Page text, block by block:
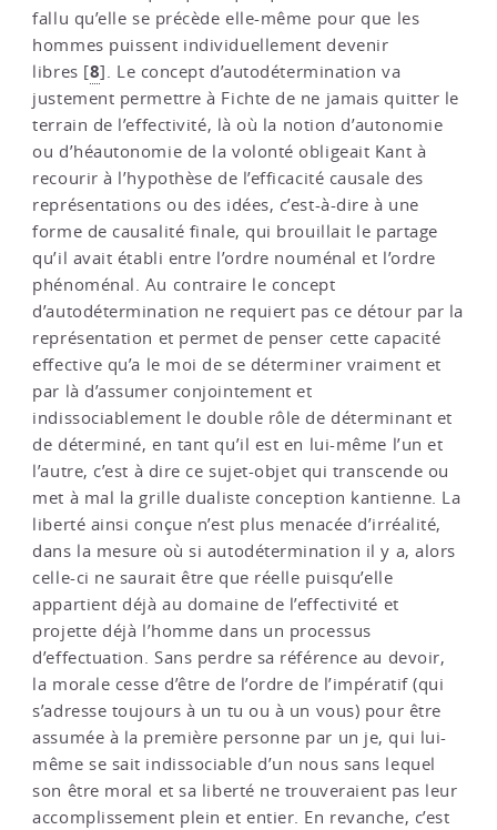
fallu qu’elle se précède elle-même pour que les
hommes puissent individuellement devenir
libres [8]. Le concept d’autodétermination va
justement permettre à Fichte de ne jamais quitter le
terrain de l’effectivité, là où la notion d’autonomie
ou d’héautonomie de la volonté obligeait Kant à
recourir à l’hypothèse de l’efficacité causale des
représentations ou des idées, c’est-à-dire à une
forme de causalité finale, qui brouillait le partage
qu’il avait établi entre l’ordre nouménal et l’ordre
phénoménal. Au contraire le concept
d’autodétermination ne requiert pas ce détour par la
représentation et permet de penser cette capacité
effective qu’a le moi de se déterminer vraiment et
par là d’assumer conjointement et
indissociablement le double rôle de déterminant et
de déterminé, en tant qu’il est en lui-même l’un et
l’autre, c’est à dire ce sujet-objet qui transcende ou
met à mal la grille dualiste conception kantienne. La
liberté ainsi conçue n’est plus menacée d’irréalité,
dans la mesure où si autodétermination il y a, alors
celle-ci ne saurait être que réelle puisqu’elle
appartient déjà au domaine de l’effectivité et
projette déjà l’homme dans un processus
d’effectuation. Sans perdre sa référence au devoir,
la morale cesse d’être de l’ordre de l’impératif (qui
s’adresse toujours à un tu ou à un vous) pour être
assumée à la première personne par un je, qui lui-
même se sait indissociable d’un nous sans lequel
son être moral et sa liberté ne trouveraient pas leur
accomplissement plein et entier. En revanche, c’est